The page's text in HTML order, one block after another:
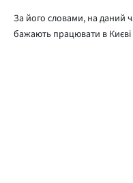
За його словами, на даний
бажають працювати в